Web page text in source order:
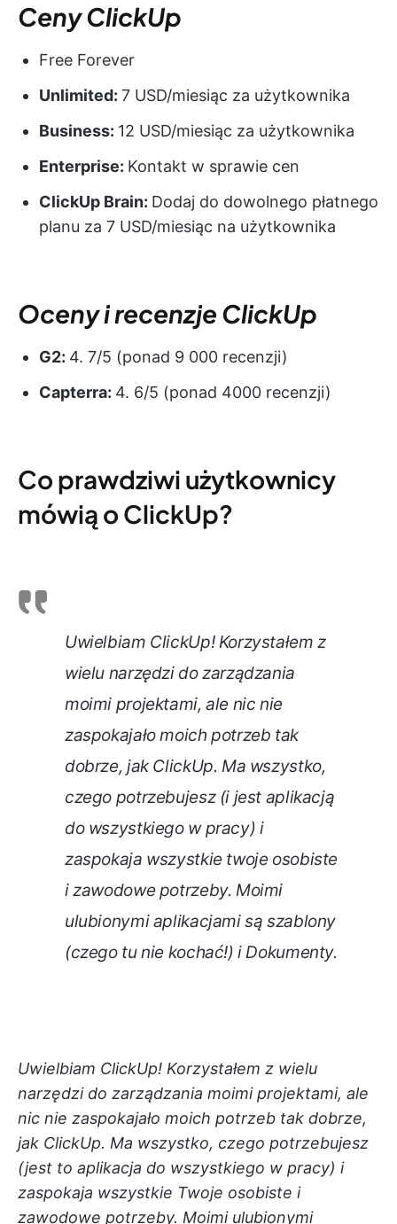
Ceny ClickUp
Free Forever
Unlimited: 7 USD/miesiąc za użytkownika
Business: 12 USD/miesiąc za użytkownika
Enterprise: Kontakt w sprawie cen
ClickUp Brain: Dodaj do dowolnego płatnego
planu za 7 USD/miesiąc na użytkownika
Oceny i recenzje ClickUp
G2: 4. 7/5 (ponad 9 000 recenzji)
Capterra: 4. 6/5 (ponad 4000 recenzji)
Co prawdziwi użytkownicy
mówią o ClickUp?
Uwielbiam ClickUp! Korzystałem z
wielu narzędzi do zarządzania
moimi projektami, ale nic nie
zaspokajało moich potrzeb tak
dobrze, jak ClickUp. Ma wszystko,
czego potrzebujesz (i jest aplikacją
do wszystkiego w pracy) i
zaspokaja wszystkie twoje osobiste
i zawodowe potrzeby. Moimi
ulubionymi aplikacjami są szablony
(czego tu nie kochać!) i Dokumenty.
Uwielbiam ClickUp! Korzystałem z wielu
narzędzi do zarządzania moimi projektami, ale
nic nie zaspokajało moich potrzeb tak dobrze,
jak ClickUp. Ma wszystko, czego potrzebujesz
(jest to aplikacja do wszystkiego w pracy) i
zaspokaja wszystkie Twoje osobiste i
zawodowe potrzeby. Moimi ulubionymi